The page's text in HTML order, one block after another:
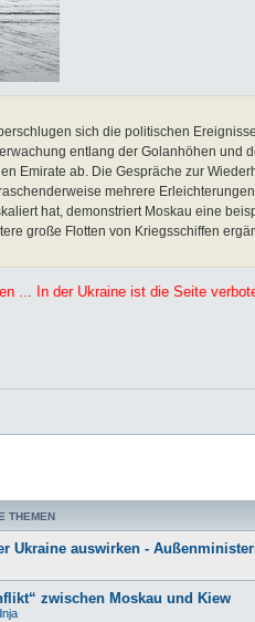
sich die politischen
entlang der Golanhöhen und
Emirate ab. Die Gespräche zur
mehrere
hat, demonstriert Moskau eine
große Flotten von Kriegsschiffen
ist die Seite verboten.
THEMEN
Ukraine auswirken -
zwischen Moskau und Kiew